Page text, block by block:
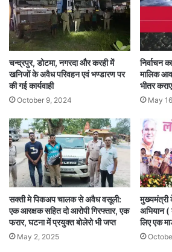
चन्द्रपुर, डोटमा, नगरदा और करही में
खनिजों के अवैध परिवहन एवं भण्डारण पर
की गई कार्यवाही
October 9, 2024
निर्वाचन
मालिक
भीतर
May
सक्ती मे पिकअप चालक से अवैध वसूली:
एक आरक्षक सहित दो आरोपी गिरफ्तार, एक
फरार, घटना में प्रयुक्त बोलेरो भी जप्त
May 2, 2025
मुख्यमंत्री
अभियान
लिए एक